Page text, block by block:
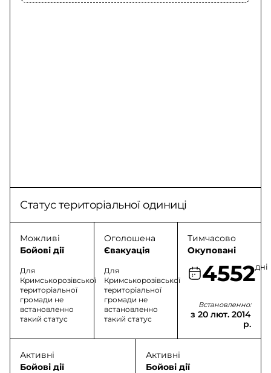
Статус територіальної одиниці
Можливі
Бойові дії
Для
Кримськорозівської
територіальної
громади не
встановленно
такий статус
Оголошена
Євакуація
Для
Кримськорозівської
територіальної
громади не
встановленно
такий статус
Тимчасово
Окуповані
4552дні
Встановленно:
з 20 лют. 2014
р.
Активні
Бойові дії
Активні
Бойові дії